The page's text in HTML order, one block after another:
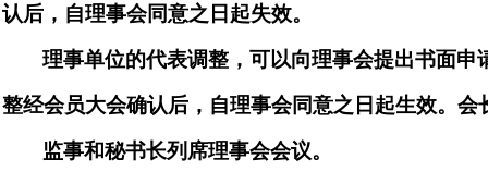
认后，自理事会同意之日起失效。
理事单位的代表调整，可以向理事会提出书面
整经会员大会确认后，自理事会同意之日起生效。
监事和秘书长列席理事会会议。